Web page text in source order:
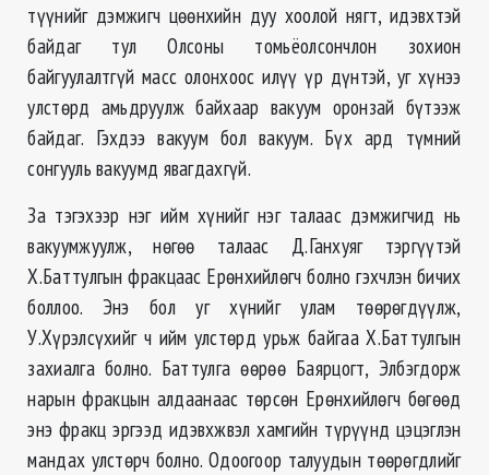
түүнийг дэмжигч цөөнхийн дуу хоолой нягт, идэвхтэй
байдаг тул Олсоны томьёолсончлон зохион
байгуулалтгүй масс олонхоос илүү үр дүнтэй, уг хүнээ
улстөрд амьдруулж байхаар вакуум оронзай бүтээж
байдаг. Гэхдээ вакуум бол вакуум. Бүх ард түмний
сонгууль вакуумд явагдахгүй.
За тэгэхээр нэг ийм хүнийг нэг талаас дэмжигчид нь
вакуумжуулж, нөгөө талаас Д.Ганхуяг тэргүүтэй
Х.Баттулгын фракцаас Ерөнхийлөгч болно гэхчлэн бичих
боллоо. Энэ бол уг хүнийг улам төөрөгдүүлж,
У.Хүрэлсүхийг ч ийм улстөрд урьж байгаа Х.Баттулгын
захиалга болно. Баттулга өөрөө Баярцогт, Элбэгдорж
нарын фракцын алдаанаас төрсөн Ерөнхийлөгч бөгөөд
энэ фракц эргээд идэвхжвэл хамгийн түрүүнд цэцэглэн
мандах улстөрч болно. Одоогоор талуудын төөрөгдлийг